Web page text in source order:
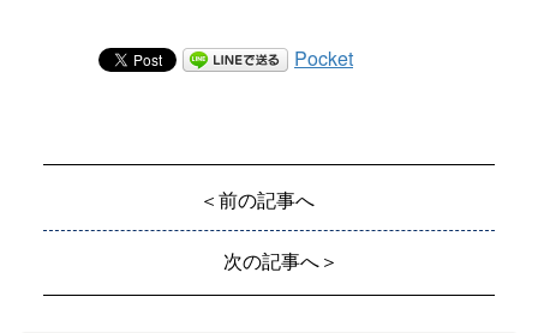
Pocket
＜前の記事へ
次の記事へ＞